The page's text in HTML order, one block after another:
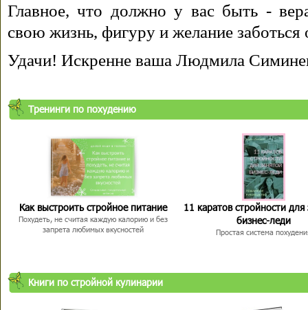
Главное, что должно у вас быть -
свою жизнь, фигуру и желание заботься
Удачи! Искренне ваша Людмила
Тренинги по похудению
Как выстроить стройное питание
Похудеть, не считая каждую калорию и без
запрета любимых вкусностей
11 каратов стройности для
бизнес-леди
Простая система
Книги по стройной кулинарии